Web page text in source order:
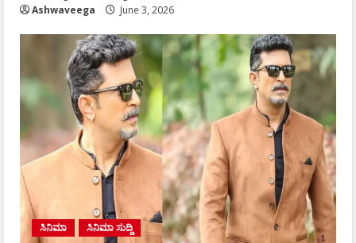
Ashwaveega June 3, 2026
ಸಿನಿಮಾ ಸಿನಿಮಾ ಸುದ್ದಿ